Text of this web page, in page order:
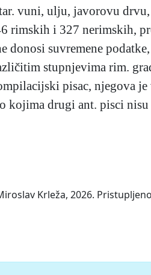
vuni, ulju, javorovu
rimskih i 327 nerimskih,
donosi suvremene
stupnjevima rim.
pisac, njegova
kojima drugi ant. pisci
Krleža, 2026.